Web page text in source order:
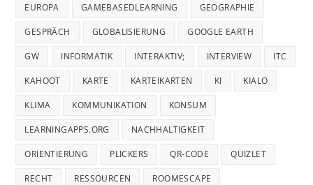
EUROPA GAMEBASEDLEARNING GEOGRAPHIE
GESPRÄCH GLOBALISIERUNG GOOGLE EARTH
GW INFORMATIK INTERAKTIV; INTERVIEW ITC
KAHOOT KARTE KARTEIKARTEN KI KIALO
KLIMA KOMMUNIKATION KONSUM
LEARNINGAPPS.ORG NACHHALTIGKEIT
ORIENTIERUNG PLICKERS QR-CODE QUIZLET
RECHT RESSOURCEN ROOMESCAPE